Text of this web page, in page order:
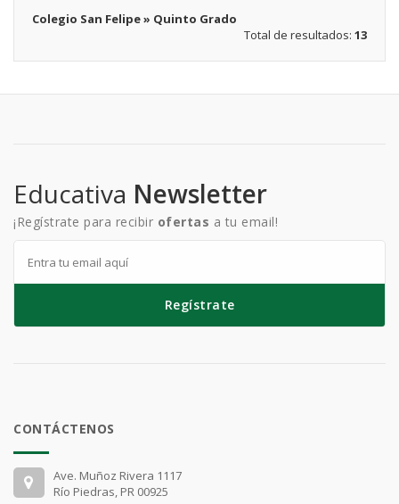
Colegio San Felipe » Quinto Grado
Total de resultados: 13
Educativa Newsletter
¡Regístrate para recibir ofertas a tu email!
Regístrate
CONTÁCTENOS
Ave. Muñoz Rivera 1117
Río Piedras, PR 00925